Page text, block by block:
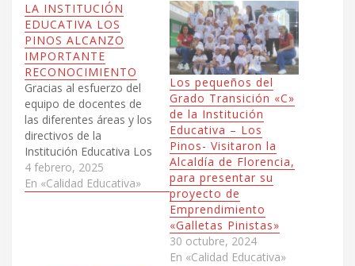
LA INSTITUCIÓN
EDUCATIVA LOS
PINOS ALCANZO
IMPORTANTE
RECONOCIMIENTO
Gracias al esfuerzo del
equipo de docentes de
las diferentes áreas y los
directivos de la
Institución Educativa Los
Pinos, en desarrollo de
la estrategia ANFORA
4 febrero, 2025
En «Calidad Educativa»
Los pequeños del
Grado Transición «C»
de la Institución
Educativa – Los
Pinos- Visitaron la
Alcaldía de Florencia,
para presentar su
proyecto de
Emprendimiento
«Galletas Pinistas»
30 octubre, 2024
En «Calidad Educativa»